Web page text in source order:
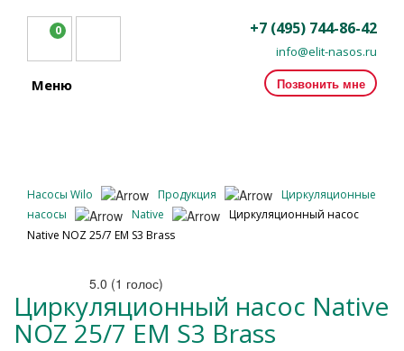
0 +7 (495) 744-86-42
info@elit-nasos.ru
Позвонить мне
Меню
Насосы Wilo Продукция
Циркуляционные
насосы
Native
Циркуляционный насос
Native NOZ 25/7 EM S3 Brass
5.0 (1 голос)
Циркуляционный насос Native
NOZ 25/7 EM S3 Brass